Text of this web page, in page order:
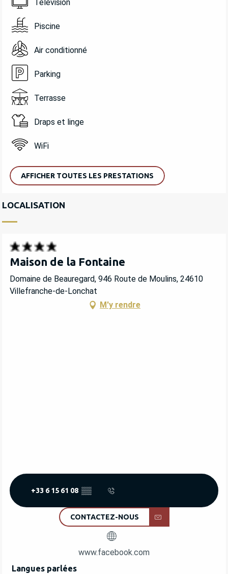
Télévision
Piscine
Air conditionné
Parking
Terrasse
Draps et linge
WiFi
AFFICHER TOUTES LES PRESTATIONS
LOCALISATION
Maison de la Fontaine
Domaine de Beauregard, 946 Route de Moulins, 24610
Villefranche-de-Lonchat
M'y rendre
+33 6 15 61 08 ▒▒
CONTACTEZ-NOUS
www.facebook.com
Langues parlées
Langues parlées